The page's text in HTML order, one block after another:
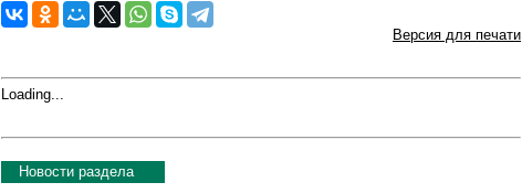
Версия для печати
Loading...
Новости раздела